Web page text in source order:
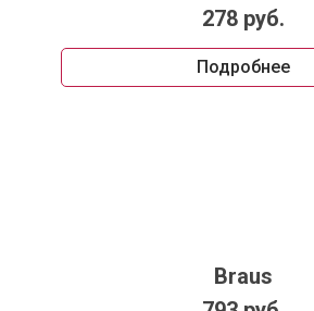
278 руб.
Подробнее
Braus